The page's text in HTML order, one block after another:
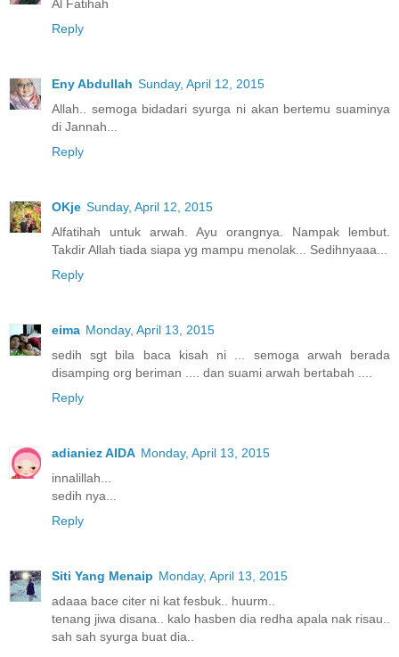
Al Fatihah
Reply
Eny Abdullah Sunday, April 12, 2015
Allah.. semoga bidadari syurga ni akan bertemu suaminya
di Jannah...
Reply
OKje Sunday, April 12, 2015
Alfatihah untuk arwah. Ayu orangnya. Nampak lembut.
Takdir Allah tiada siapa yg mampu menolak... Sedihnyaaa...
Reply
eima Monday, April 13, 2015
sedih sgt bila baca kisah ni ... semoga arwah berada
disamping org beriman .... dan suami arwah bertabah ....
Reply
adianiez AIDA Monday, April 13, 2015
innalillah...
sedih nya...
Reply
Siti Yang Menaip Monday, April 13, 2015
adaaa bace citer ni kat fesbuk.. huurm..
tenang jiwa disana.. kalo hasben dia redha apala nak risau..
sah sah syurga buat dia..